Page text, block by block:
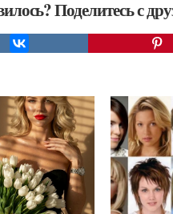
Поделитесь с